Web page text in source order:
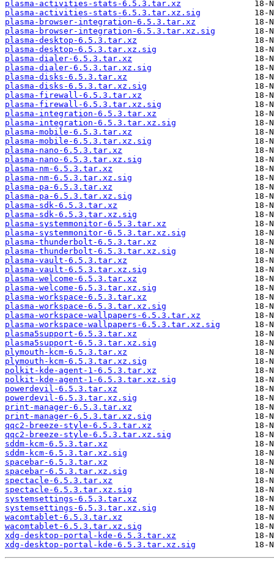
plasma-activities-stats-6.5.3.tar.xz
plasma-activities-stats-6.5.3.tar.xz.sig
plasma-browser-integration-6.5.3.tar.xz
plasma-browser-integration-6.5.3.tar.xz.sig
plasma-desktop-6.5.3.tar.xz
plasma-desktop-6.5.3.tar.xz.sig
plasma-dialer-6.5.3.tar.xz
plasma-dialer-6.5.3.tar.xz.sig
plasma-disks-6.5.3.tar.xz
plasma-disks-6.5.3.tar.xz.sig
plasma-firewall-6.5.3.tar.xz
plasma-firewall-6.5.3.tar.xz.sig
plasma-integration-6.5.3.tar.xz
plasma-integration-6.5.3.tar.xz.sig
plasma-mobile-6.5.3.tar.xz
plasma-mobile-6.5.3.tar.xz.sig
plasma-nano-6.5.3.tar.xz
plasma-nano-6.5.3.tar.xz.sig
plasma-nm-6.5.3.tar.xz
plasma-nm-6.5.3.tar.xz.sig
plasma-pa-6.5.3.tar.xz
plasma-pa-6.5.3.tar.xz.sig
plasma-sdk-6.5.3.tar.xz
plasma-sdk-6.5.3.tar.xz.sig
plasma-systemmonitor-6.5.3.tar.xz
plasma-systemmonitor-6.5.3.tar.xz.sig
plasma-thunderbolt-6.5.3.tar.xz
plasma-thunderbolt-6.5.3.tar.xz.sig
plasma-vault-6.5.3.tar.xz
plasma-vault-6.5.3.tar.xz.sig
plasma-welcome-6.5.3.tar.xz
plasma-welcome-6.5.3.tar.xz.sig
plasma-workspace-6.5.3.tar.xz
plasma-workspace-6.5.3.tar.xz.sig
plasma-workspace-wallpapers-6.5.3.tar.xz
plasma-workspace-wallpapers-6.5.3.tar.xz.sig
plasma5support-6.5.3.tar.xz
plasma5support-6.5.3.tar.xz.sig
plymouth-kcm-6.5.3.tar.xz
plymouth-kcm-6.5.3.tar.xz.sig
polkit-kde-agent-1-6.5.3.tar.xz
polkit-kde-agent-1-6.5.3.tar.xz.sig
powerdevil-6.5.3.tar.xz
powerdevil-6.5.3.tar.xz.sig
print-manager-6.5.3.tar.xz
print-manager-6.5.3.tar.xz.sig
qqc2-breeze-style-6.5.3.tar.xz
qqc2-breeze-style-6.5.3.tar.xz.sig
sddm-kcm-6.5.3.tar.xz
sddm-kcm-6.5.3.tar.xz.sig
spacebar-6.5.3.tar.xz
spacebar-6.5.3.tar.xz.sig
spectacle-6.5.3.tar.xz
spectacle-6.5.3.tar.xz.sig
systemsettings-6.5.3.tar.xz
systemsettings-6.5.3.tar.xz.sig
wacomtablet-6.5.3.tar.xz
wacomtablet-6.5.3.tar.xz.sig
xdg-desktop-portal-kde-6.5.3.tar.xz
xdg-desktop-portal-kde-6.5.3.tar.xz.sig